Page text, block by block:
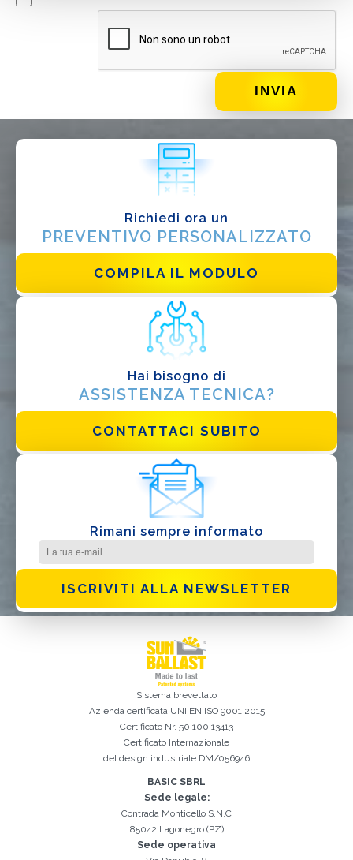
Richiedi ora un
PREVENTIVO PERSONALIZZATO
COMPILA IL MODULO
Hai bisogno di
ASSISTENZA TECNICA?
CONTATTACI SUBITO
Rimani sempre informato
ISCRIVITI ALLA NEWSLETTER
Installatore
Progettista
Distributore
Ho letto e accetto la Privacy Policy*
Il campo Nome è obbligatorio
Il campo Cognome è obbligatorio
Il campo Azienda è obbligatorio
Il campo Città è obbligatorio
Il campo Telefono è obbligatorio
Il campo E-mail è obbligatorio
E-mail inserita non valida
È indispensabile accettare la Privacy Policy
Iscrizione effettuata con successo. Verificare la propria casella e-
Spiacenti, si è verificato il seguente errore:
Sistema brevettato
Azienda certificata UNI EN ISO 9001 2015
Certificato Nr. 50 100 13413
Certificato Internazionale
del design industriale DM/056946
BASIC SBRL
Sede legale:
Contrada Monticello S.N.C
85042 Lagonegro (PZ)
Sede operativa